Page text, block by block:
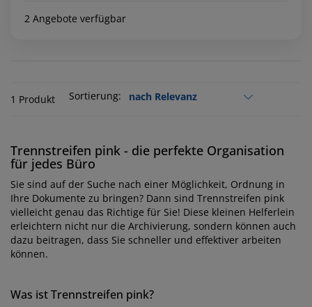
2 Angebote verfügbar
1 Produkt Sortierung:
Trennstreifen pink - die perfekte Organisation
für jedes Büro
Sie sind auf der Suche nach einer Möglichkeit, Ordnung in
Ihre Dokumente zu bringen? Dann sind Trennstreifen pink
vielleicht genau das Richtige für Sie! Diese kleinen Helferlein
erleichtern nicht nur die Archivierung, sondern können auch
dazu beitragen, dass Sie schneller und effektiver arbeiten
können.
Was ist Trennstreifen pink?